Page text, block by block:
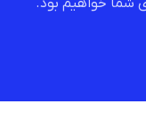
شما خواهیم بود.